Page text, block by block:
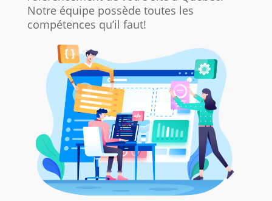
Notre équipe possède toutes les
compétences qu’il faut!